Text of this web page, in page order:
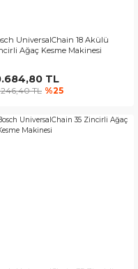
UniversalChain 18 Akülü
Ağaç Kesme Makinesi
TL
TL %25